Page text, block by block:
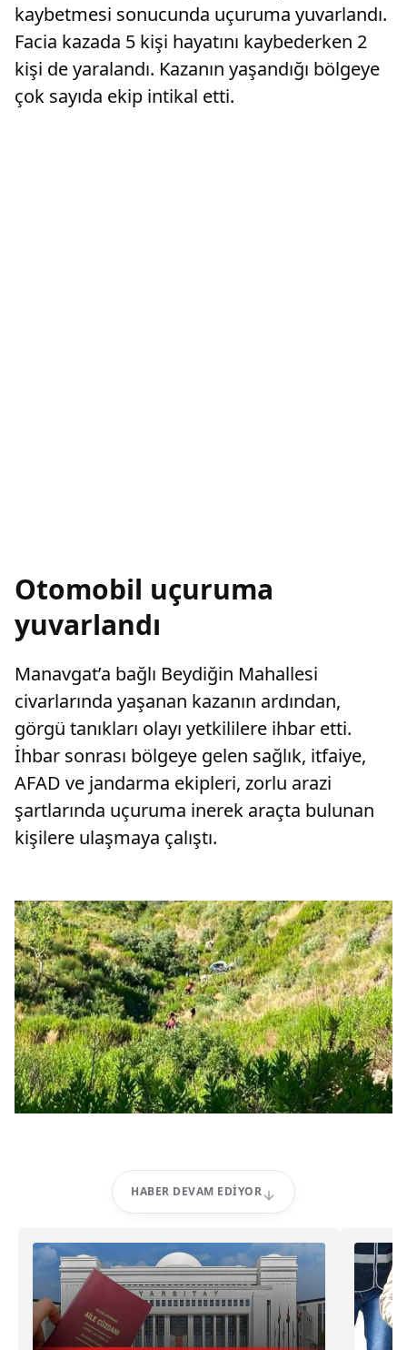
kaybetmesi sonucunda uçuruma yuvarlandı.
Facia kazada 5 kişi hayatını kaybederken 2
kişi de yaralandı. Kazanın yaşandığı bölgeye
çok sayıda ekip intikal etti.
Otomobil uçuruma
yuvarlandı
Manavgat’a bağlı Beydiğin Mahallesi
civarlarında yaşanan kazanın ardından,
görgü tanıkları olayı yetkililere ihbar etti.
İhbar sonrası bölgeye gelen sağlık, itfaiye,
AFAD ve jandarma ekipleri, zorlu arazi
şartlarında uçuruma inerek araçta bulunan
kişilere ulaşmaya çalıştı.
HABER DEVAM EDIYOR